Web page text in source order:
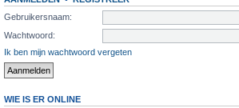
Gebruikersnaam:
Wachtwoord:
Ik ben mijn wachtwoord vergeten
WIE IS ER ONLINE